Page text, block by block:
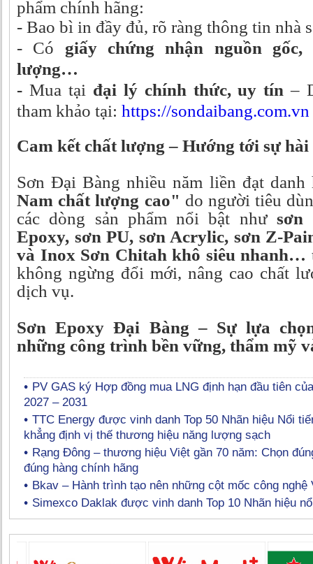
phẩm chính hãng:
- Bao bì in đầy đủ, rõ ràng thông tin nhà
- Có giấy chứng nhận nguồn
lượng…
- Mua tại đại lý chính thức, uy tín –
tham khảo tại: https://sondaibang.com.vn
Cam kết chất lượng – Hướng tới sự
Sơn Đại Bàng nhiều năm liền đạt
Nam chất lượng cao" do người tiêu
các dòng sản phẩm nổi bật nhưsơn
Epoxy, sơn PU, sơn Acrylic, sơn Z-
và Inox Sơn Chitah khô siêu nhanh…
không ngừng đổi mới, nâng cao chất
dịch vụ.
Sơn Epoxy Đại Bàng – Sự lựa
những công trình bền vững, thẩm mỹ
PV GAS ký Hợp đồng mua LNG định hạn đầu tiên
2027 – 2031
TTC Energy được vinh danh Top 50 Nhãn hiệu Nổi
khẳng định vị thế thương hiệu năng lượng sạch
Rạng Đông – thương hiệu Việt gần 70 năm: Chọn
đúng hàng chính hãng
Bkav – Hành trình tạo nên những cột mốc công nghệ
Simexco Daklak được vinh danh Top 10 Nhãn hiệu